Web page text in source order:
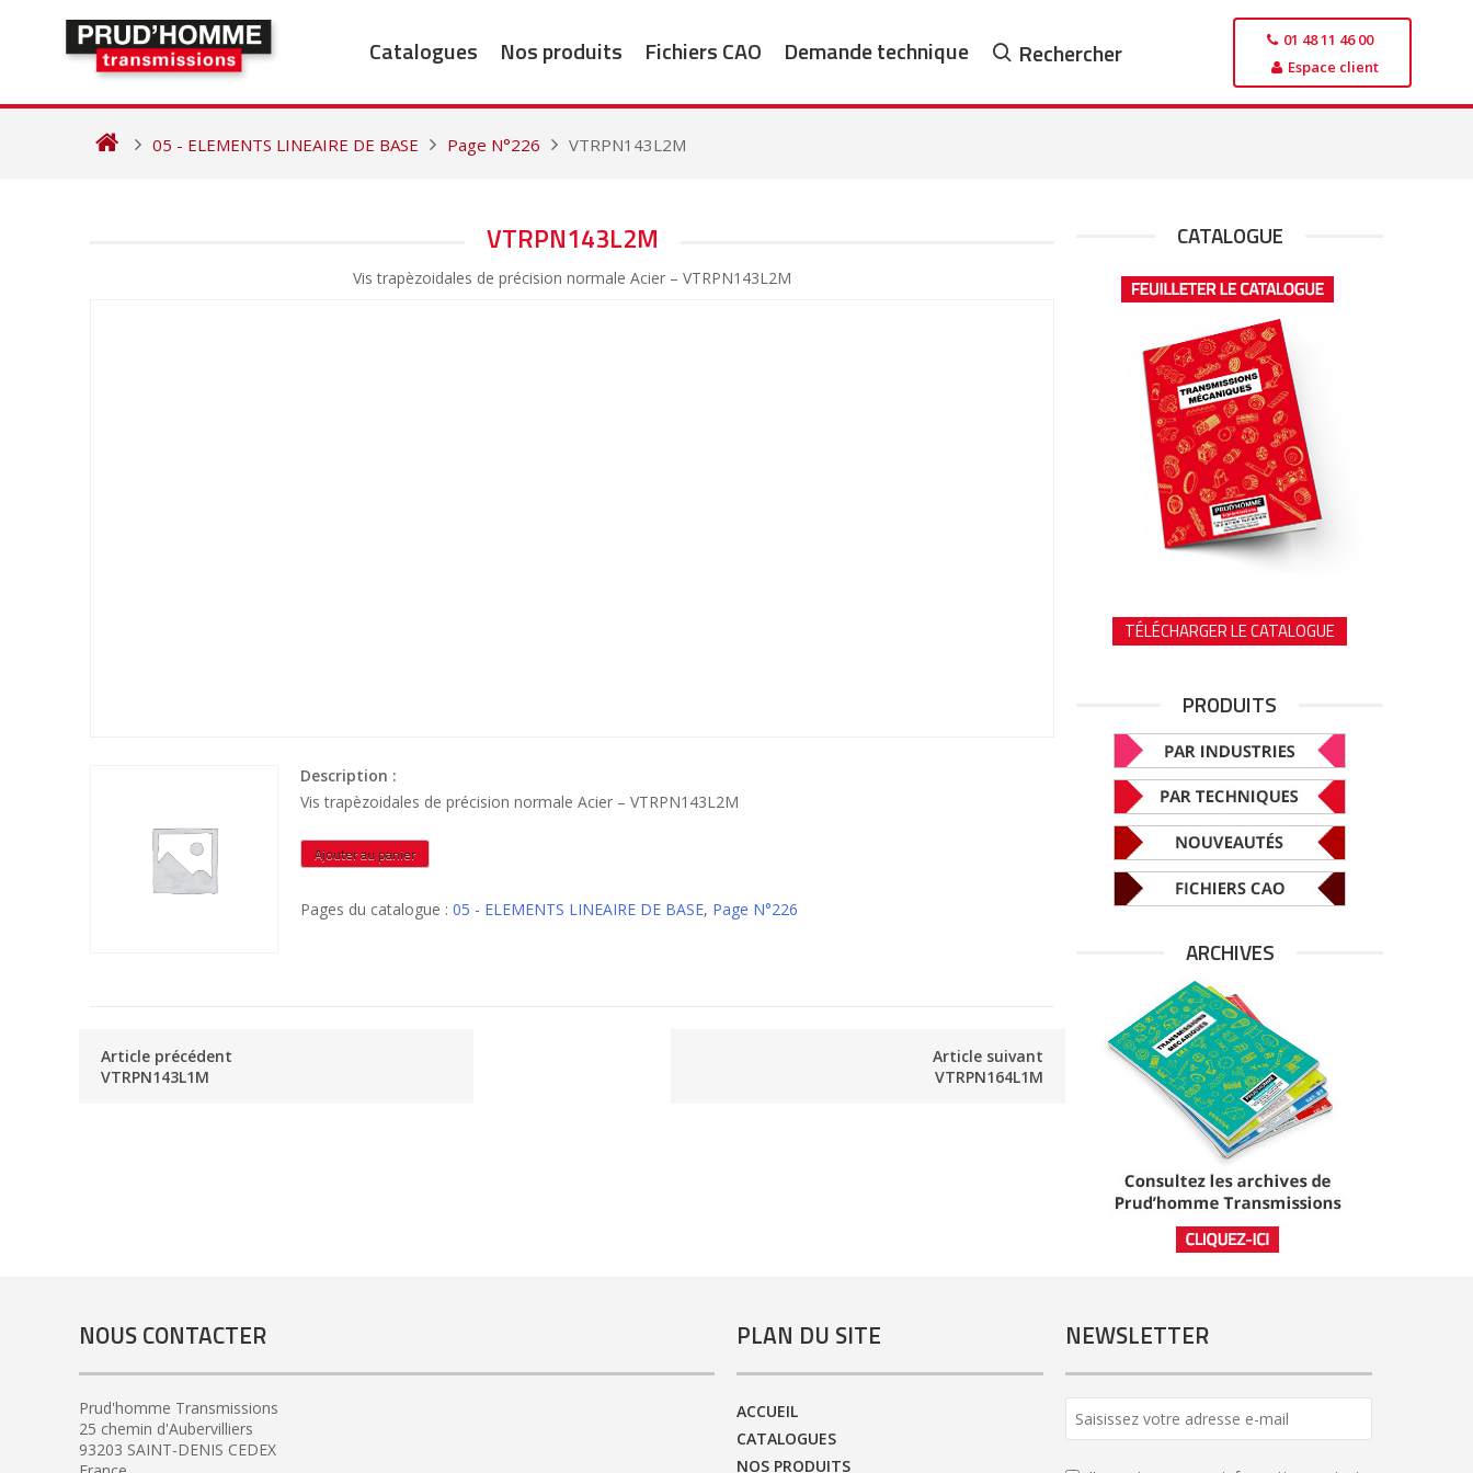
Catalogues Nos produits Fichiers CAO Demande technique Rechercher
01 48 11 46 00
Espace client
05 - ELEMENTS LINEAIRE DE BASE Page N°226 VTRPN143L2M
VTRPN143L2M
Vis trapèzoidales de précision normale Acier – VTRPN143L2M
Description :
Vis trapèzoidales de précision normale Acier – VTRPN143L2M
quantité
de
Ajouter au panier
Pages du catalogue : 05 - ELEMENTS LINEAIRE DE BASE, Page N°226
Article précédent
VTRPN143L1M
Article suivant
VTRPN164L1M
CATALOGUE
TÉLÉCHARGER LE CATALOGUE
PRODUITS
ARCHIVES
NOUS CONTACTER
Prud'homme Transmissions
25 chemin d'Aubervilliers
93203 SAINT-DENIS CEDEX
PLAN DU SITE
ACCUEIL
CATALOGUES
NOS PRODUITS
NEWSLETTER